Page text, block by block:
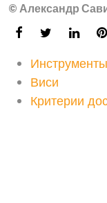
© Александр
Виси
Критерии